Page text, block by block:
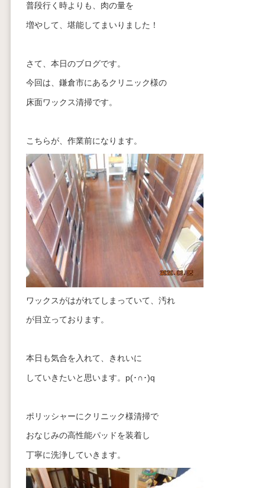
普段行く時よりも、肉の量を
増やして、堪能してまいりました！
さて、本日のブログです。
今回は、鎌倉市にあるクリニック様の
床面ワックス清掃です。
こちらが、作業前になります。
ワックスがはがれてしまっていて、汚れ
が目立っております。
本日も気合を入れて、きれいに
していきたいと思います。p(･∩･)q
ポリッシャーにクリニック様清掃で
おなじみの高性能パッドを装着し
丁寧に洗浄していきます。